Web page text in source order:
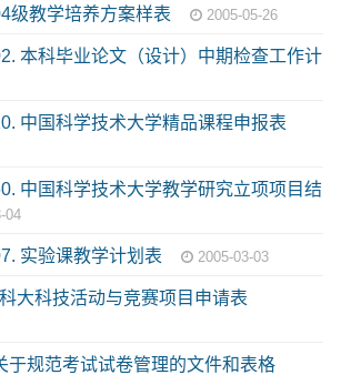
级教学培养方案样表 2005-05-26
本科毕业论文（设计）中期检查工作计
中国科学技术大学精品课程申报表
中国科学技术大学教学研究立项项目结
04
实验课教学计划表 2005-03-03
大科技活动与竞赛项目申请表
于规范考试试卷管理的文件和表格